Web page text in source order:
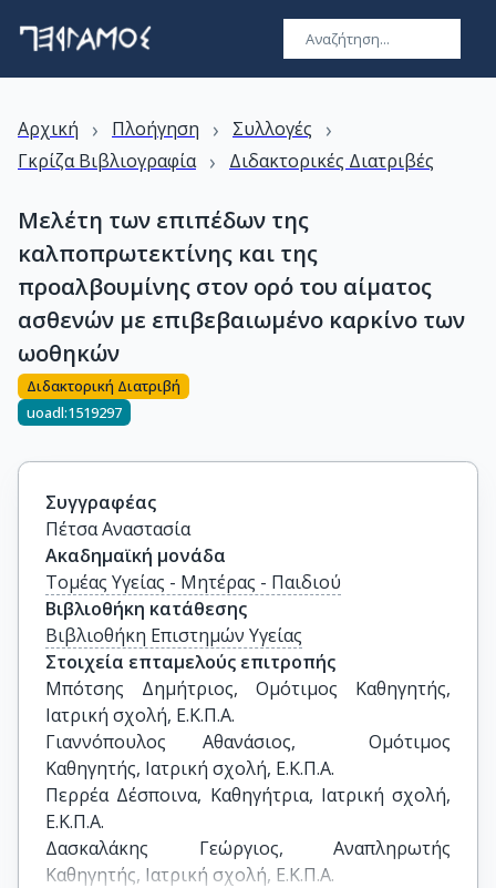
Αρχική › Πλοήγηση › Συλλογές ›
Γκρίζα Βιβλιογραφία › Διδακτορικές Διατριβές
Μελέτη των επιπέδων της
καλποπρωτεκτίνης και της
προαλβουμίνης στον ορό του αίματος
ασθενών με επιβεβαιωμένο καρκίνο των
ωοθηκών
Διδακτορική Διατριβή
uoadl:1519297
Συγγραφέας
Πέτσα Αναστασία
Ακαδημαϊκή μονάδα
Τομέας Υγείας - Μητέρας - Παιδιού
Βιβλιοθήκη κατάθεσης
Βιβλιοθήκη Επιστημών Υγείας
Στοιχεία επταμελούς επιτροπής
Μπότσης Δημήτριος, Ομότιμος Καθηγητής,
Ιατρική σχολή, Ε.Κ.Π.Α.
Γιαννόπουλος Αθανάσιος,  Ομότιμος
Καθηγητής, Ιατρική σχολή, Ε.Κ.Π.Α.
Περρέα Δέσποινα, Καθηγήτρια, Ιατρική σχολή,
Ε.Κ.Π.Α.
Δασκαλάκης Γεώργιος, Αναπληρωτής
Καθηγητής, Ιατρική σχολή, Ε.Κ.Π.Α.